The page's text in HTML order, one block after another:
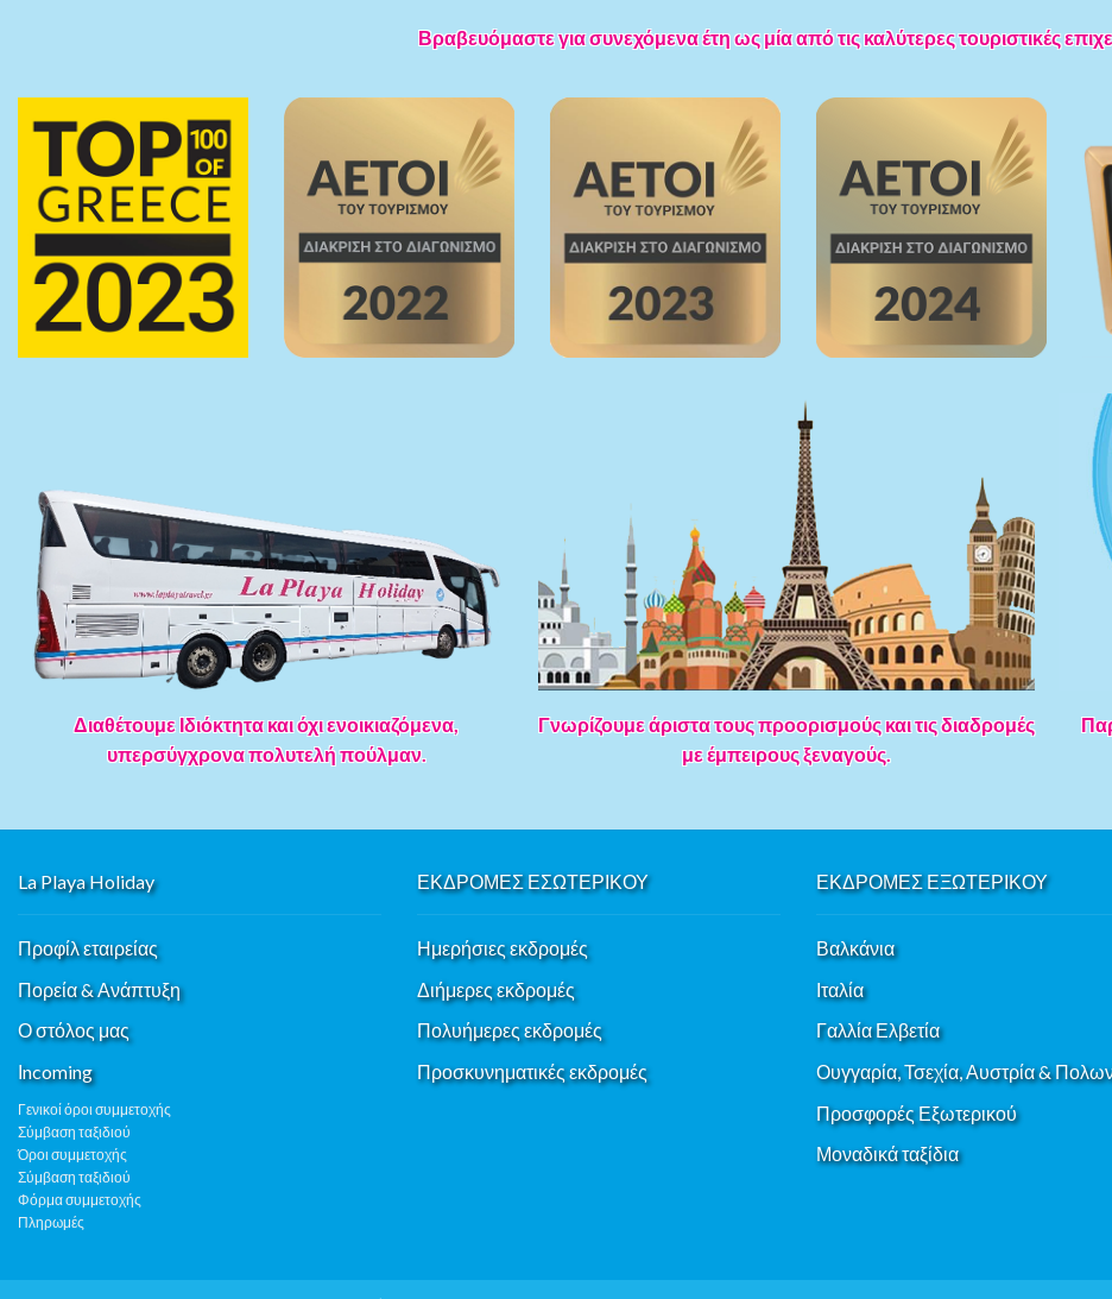
Βραβευόμαστε για συνεχόμενα έτη ως μία από τις καλύτερες τουριστικές
Διαθέτουμε Ιδιόκτητα και όχι ενοικιαζόμενα,
υπερσύγχρονα πολυτελή πούλμαν.
Γνωρίζουμε άριστα τους προορισμούς και τις διαδρομές
με έμπειρους ξεναγούς.
La Playa Holiday
Προφίλ εταιρείας
Πορεία & Ανάπτυξη
Ο στόλος μας
Ιncoming
Γενικοί όροι συμμετοχής
Σύμβαση ταξιδιού
Όροι συμμετοχής
Σύμβαση ταξιδιού
Φόρμα συμμετοχής
Πληρωμές
ΕΚΔΡΟΜΕΣ ΕΣΩΤΕΡΙΚΟΥ
Ημερήσιες εκδρομές
Διήμερες εκδρομές
Πολυήμερες εκδρομές
Προσκυνηματικές εκδρομές
ΕΚΔΡΟΜΕΣ ΕΞΩΤΕΡΙΚΟΥ
Βαλκάνια
Ιταλία
Γαλλία Ελβετία
Ουγγαρία, Τσεχία, Αυστρία &
Προσφορές Εξωτερικού
Μοναδικά ταξίδια